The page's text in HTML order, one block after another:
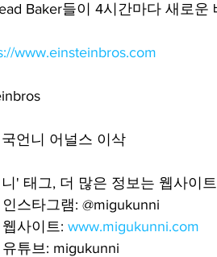
Baker들이 4시간마다 새로운
www.einsteinbros.com
언니 어널스 이삭
' 태그, 더 많은 정보는 웹사이
스타그램: @migukunni
사이트: www.migukunni.com
튜브: migukunni